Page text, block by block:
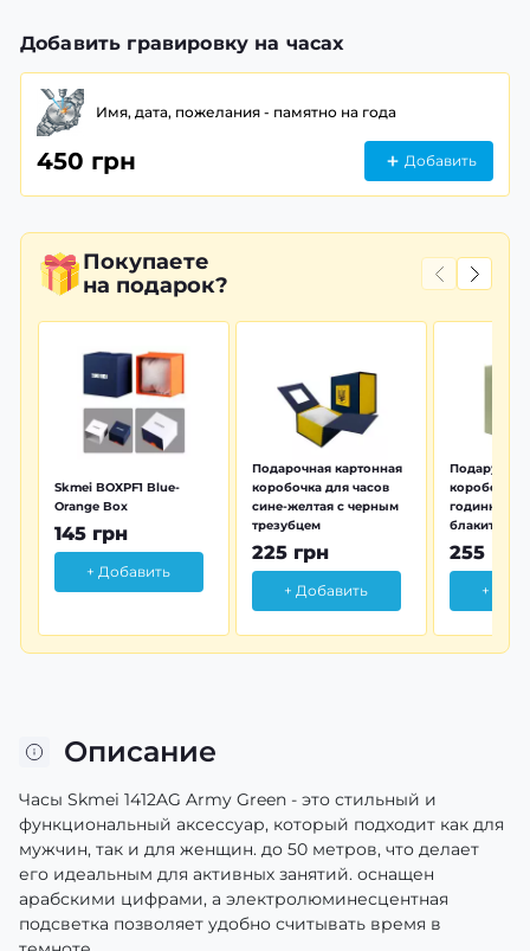
Добавить гравировку на часах
Имя, дата, пожелания - памятно на года
450 грн Добавить
Покупаете
на подарок?
Skmei BOXPF1 Blue-
Orange Box
145 грн
+ Добавить
Подарочная картонная
коробочка для часов
сине-желтая с черным
трезубцем
225 грн
+ Добавить
коробочка
годинника
блакитна
255 грн
+
Описание
Часы Skmei 1412AG Army Green - это стильный и
функциональный аксессуар, который подходит как для
мужчин, так и для женщин. до 50 метров, что делает
его идеальным для активных занятий. оснащен
арабскими цифрами, а электролюминесцентная
подсветка позволяет удобно считывать время в